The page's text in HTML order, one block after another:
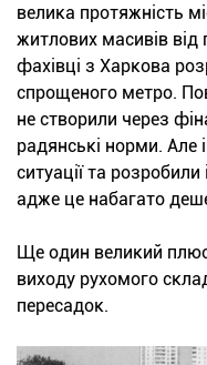
велика протяжність
житлових масивів від
фахівці з Харкова
спрощеного метро.
не створили через
радянські норми. Але
ситуації та
адже це набагато
Ще один великий
виходу рухомого
пересадок.